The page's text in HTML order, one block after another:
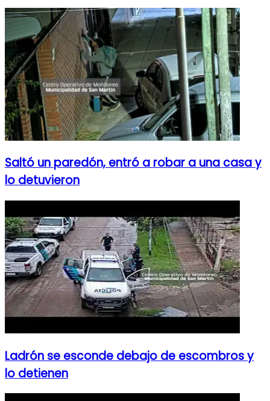
Saltó un paredón, entró a robar a una casa y
lo detuvieron
Ladrón se esconde debajo de escombros y
lo detienen